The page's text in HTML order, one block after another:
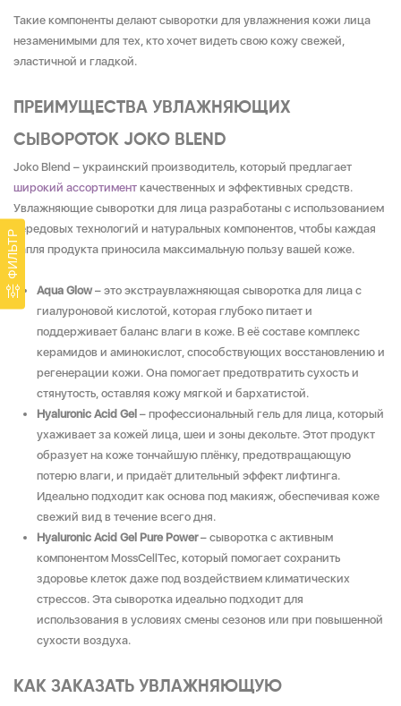
ФИЛЬТР
Такие компоненты делают сыворотки для увлажнения кожи лица
незаменимыми для тех, кто хочет видеть свою кожу свежей,
эластичной и гладкой.
ПРЕИМУЩЕСТВА УВЛАЖНЯЮЩИХ
СЫВОРОТОК JOKO BLEND
Joko Blend – украинский производитель, который предлагает
широкий ассортимент качественных и эффективных средств.
Увлажняющие сыворотки для лица разработаны с использованием
передовых технологий и натуральных компонентов, чтобы каждая
капля продукта приносила максимальную пользу вашей коже.
Aqua Glow – это экстраувлажняющая сыворотка для лица с
гиалуроновой кислотой, которая глубоко питает и
поддерживает баланс влаги в коже. В её составе комплекс
керамидов и аминокислот, способствующих восстановлению и
регенерации кожи. Она помогает предотвратить сухость и
стянутость, оставляя кожу мягкой и бархатистой.
Hyaluronic Acid Gel – профессиональный гель для лица, который
ухаживает за кожей лица, шеи и зоны декольте. Этот продукт
образует на коже тончайшую плёнку, предотвращающую
потерю влаги, и придаёт длительный эффект лифтинга.
Идеально подходит как основа под макияж, обеспечивая коже
свежий вид в течение всего дня.
Hyaluronic Acid Gel Pure Power– сыворотка с активным
компонентом MossCellTec, который помогает сохранить
здоровье клеток даже под воздействием климатических
стрессов. Эта сыворотка идеально подходит для
использования в условиях смены сезонов или при повышенной
сухости воздуха.
КАК ЗАКАЗАТЬ УВЛАЖНЯЮЩУЮ